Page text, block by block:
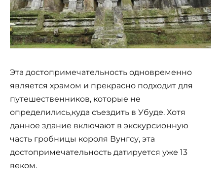
Эта достопримечательность одновременно
является храмом и прекрасно подходит для
путешественников, которые не
определились,куда съездить в Убуде. Хотя
данное здание включают в экскурсионную
часть гробницы короля Вунгсу, эта
достопримечательность датируется уже 13
веком.